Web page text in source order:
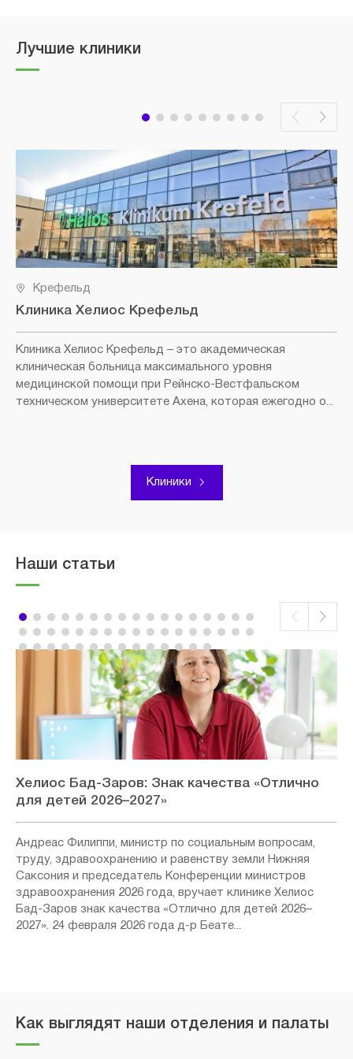
Лучшие клиники
Крефельд
Клиника Хелиос Крефельд
Клиника Хелиос Крефельд – это академическая
клиническая больница максимального уровня
медицинской помощи при Рейнско-Вестфальском
техническом университете Ахена, которая ежегодно о...
Клиники
Наши статьи
Хелиос Бад-Заров: Знак качества «Отлично
для детей 2026–2027»
Андреас Филиппи, министр по социальным вопросам,
труду, здравоохранению и равенству земли Нижняя
Саксония и председатель Конференции министров
здравоохранения 2026 года, вручает клинике Хелиос
Бад-Заров знак качества «Отлично для детей 2026–
2027». 24 февраля 2026 года д-р Беате...
Как выглядят наши отделения и палаты